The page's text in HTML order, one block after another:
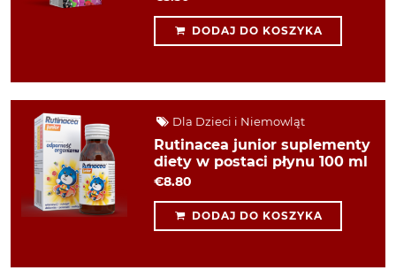
DODAJ DO KOSZYKA
Dla Dzieci i Niemowląt
Rutinacea junior suplementy
diety w postaci płynu 100 ml
€8.80
DODAJ DO KOSZYKA